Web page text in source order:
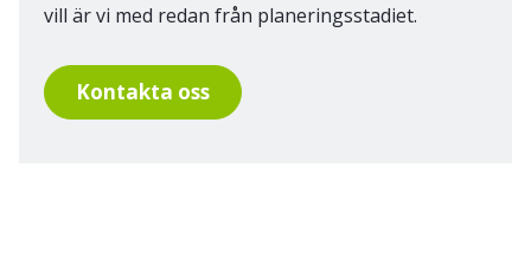
vill är vi med redan från planeringsstadiet.
Kontakta oss